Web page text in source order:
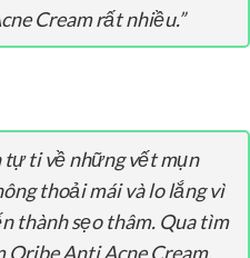
Cream rất nhiều.”
tự ti về những vết mụn
thoải mái và lo lắng vì
thành sẹo thâm. Qua tìm
Anti Acne Cream.